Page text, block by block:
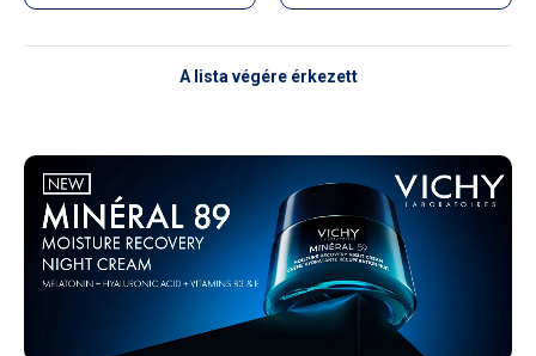
A lista végére érkezett